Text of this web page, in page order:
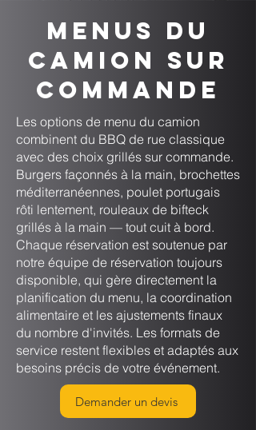
Menus du
camion sur
commande
Les options de menu du camion
combinent du BBQ de rue classique
avec des choix grillés sur commande.
Burgers façonnés à la main, brochettes
méditerranéennes, poulet portugais
rôti lentement, rouleaux de bifteck
grillés à la main — tout cuit à bord.
Chaque réservation est soutenue par
notre équipe de réservation toujours
disponible, qui gère directement la
planification du menu, la coordination
alimentaire et les ajustements finaux
du nombre d'invités. Les formats de
service restent flexibles et adaptés aux
besoins précis de votre événement.
Demander un devis